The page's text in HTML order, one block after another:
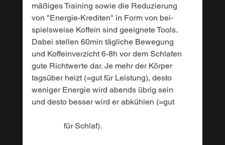
mäßiges Training sowie die Reduzierung
von "Energie-Krediten" in Form von bei-
spielsweise Koffein sind geeignete Tools.
Dabei stellen 60min tägliche Bewegung
und Koffeinverzicht 6-8h vor dem Schlafen
gute Richtwerte dar. Je mehr der Körper
tagsüber heizt (=gut für Leistung), desto
weniger Energie wird abends übrig sein
und desto besser wird er abkühlen (=gut
	      für Schlaf).